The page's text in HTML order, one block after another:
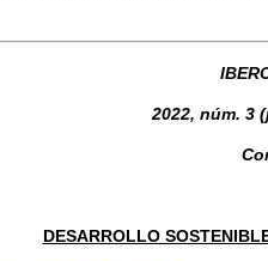
2022, núm. 3
DESARROLLO